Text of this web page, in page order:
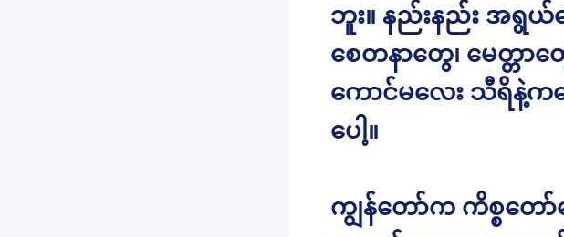
ဘူး။ နည်းနည်း အရွယ်
စေတနာတွေ၊ မေတ္တ
ကောင်မလေး သီရိနဲ့ကတ
ပေါ့။
ကျွန်တော်က ကိစ္စတော်တ